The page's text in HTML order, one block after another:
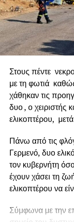
Παράκαμψης.
μεγάλο αυτό έργο
Έργο ορόσημο
Ο Δήμαρχος
σχετικά: «Η
Στους πέντε
με τη φωτιά
χάθηκαν τις
δυο , ο χειριστής
ελικοπτέρου,
Πάνω από τις
Γερμενό, δυο
τον κυβερνήτη
έχουν χάσει τη
ελικοπτέρου να
Σύμφωνα με την